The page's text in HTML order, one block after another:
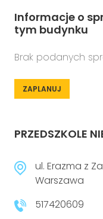
Informacje o
tym budynku
Brak podanych
ZAPLANUJ
PRZEDSZKOLE
ul. Erazma z
Warszawa
517420609